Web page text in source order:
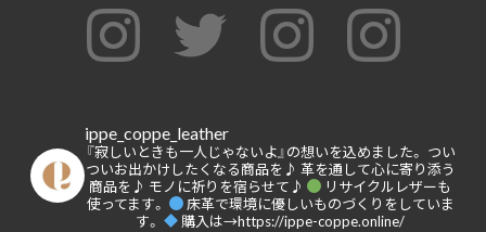
ippe_coppe_leather
『寂しいときも一人じゃないよ』の想いを込めました。 つい
ついお出かけしたくなる商品を♪ 革を通して心に寄り添う
商品を♪ モノに祈りを宿らせて♪
リサイクルレザーも
使ってます。
床革で環境に優しいものづくりをしていま
す。
購入は→https://ippe-coppe.online/